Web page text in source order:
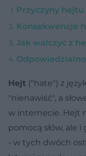
Przyczyny hejtu
Konsekwencje
Jak walczyć z
Hejt ("hate") z
"nienawiść", a
w internecie. Hejt
pomocą słów, ale
- w tych dwóch